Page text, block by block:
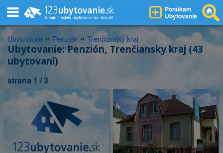
Ponúkam
Ubytovanie
Ubytovanie » Penzión » Trenčiansky kraj
Ubytovanie: Penzión, Trenčiansky kraj (43
ubytovaní)
strana 1 / 3